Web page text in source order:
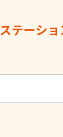
テーシ